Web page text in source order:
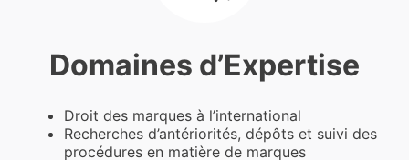
Domaines d’Expertise
Droit des marques à l’international
Recherches d’antériorités, dépôts et suivi des
procédures en matière de marques